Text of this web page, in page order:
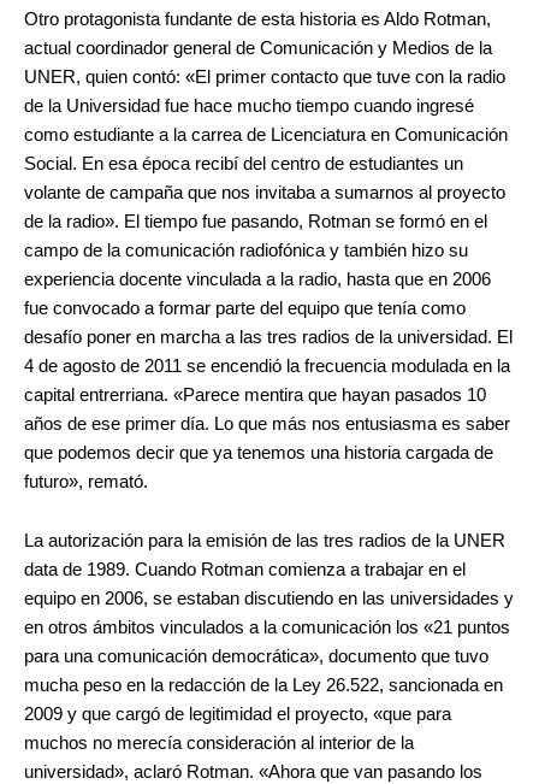
Otro protagonista fundante de esta historia es Aldo Rotman,
actual coordinador general de Comunicación y Medios de la
UNER, quien contó: «El primer contacto que tuve con la radio
de la Universidad fue hace mucho tiempo cuando ingresé
como estudiante a la carrea de Licenciatura en Comunicación
Social. En esa época recibí del centro de estudiantes un
volante de campaña que nos invitaba a sumarnos al proyecto
de la radio». El tiempo fue pasando, Rotman se formó en el
campo de la comunicación radiofónica y también hizo su
experiencia docente vinculada a la radio, hasta que en 2006
fue convocado a formar parte del equipo que tenía como
desafío poner en marcha a las tres radios de la universidad. El
4 de agosto de 2011 se encendió la frecuencia modulada en la
capital entrerriana. «Parece mentira que hayan pasados 10
años de ese primer día. Lo que más nos entusiasma es saber
que podemos decir que ya tenemos una historia cargada de
futuro», remató.
La autorización para la emisión de las tres radios de la UNER
data de 1989. Cuando Rotman comienza a trabajar en el
equipo en 2006, se estaban discutiendo en las universidades y
en otros ámbitos vinculados a la comunicación los «21 puntos
para una comunicación democrática», documento que tuvo
mucha peso en la redacción de la Ley 26.522, sancionada en
2009 y que cargó de legitimidad el proyecto, «que para
muchos no merecía consideración al interior de la
universidad», aclaró Rotman. «Ahora que van pasando los